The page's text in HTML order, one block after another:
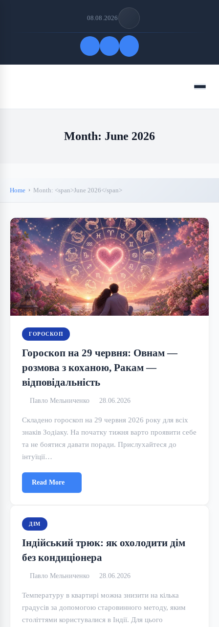
08.08.2026
Menu
Month: June 2026
Home Month: <span>June 2026</span>
ГОРОСКОП
Гороскоп на 29 червня: Овнам —
розмова з коханою, Ракам —
відповідальність
Павло Мельниченко 28.06.2026
Складено гороскоп на 29 червня 2026 року для всіх
знаків Зодіаку. На початку тижня варто проявити себе
та не боятися давати поради. Прислухайтеся до
інтуїції…
Read More
ДІМ
Індійський трюк: як охолодити дім
без кондиціонера
Павло Мельниченко 28.06.2026
Температуру в квартирі можна знизити на кілька
градусів за допомогою старовинного методу, яким
століттями користувалися в Індії. Для цього